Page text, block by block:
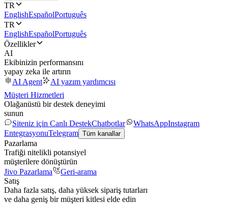
TR
EnglishEspañolPortuguês
TR
EnglishEspañolPortuguês
Özellikler
AI
Ekibinizin performansını
yapay zeka ile artırın
AI Agent
AI yazım yardımcısı
Müşteri Hizmetleri
Olağanüstü bir destek deneyimi
sunun
Siteniz için Canlı DestekChatbotlar WhatsAppInstagram
EntegrasyonuTelegram Tüm kanallar
Pazarlama
Trafiği nitelikli potansiyel
müşterilere dönüştürün
Jivo Pazarlama
Geri-arama
Satış
Daha fazla satış, daha yüksek sipariş tutarları
ve daha geniş bir müşteri kitlesi elde edin